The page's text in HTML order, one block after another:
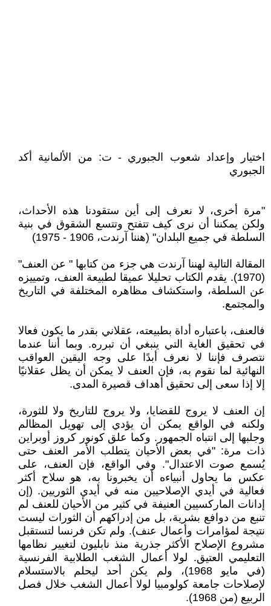
اختيار وإعداد شعوب الجبوري - ت: من الألمانية أكد
الجبوري
"مرة أخرى، لا نعرف إلى أين ستقودنا هذه الأحداث،
ولكن يمكننا أن نرى كيف تتفتح وتتسع الشقوق في بنية
السلطة في جميع البلدان" (هننا آرندت، 1906 - 1975)
المقالة التالية لهننا آرندت هي جزء من كتابها " عن العنف"
(1970). يقدم الكتاب تحليلا عميقا لطبيعة العنف، وتمييزه
عن السلطة، واستكشاف مظاهره المختلفة في التاريخ
والمجتمع.
فالعنف، باعتباره أداة بطبيعته، عقلاني بقدر ما يكون فعالا
في تحقيق الغاية التي ينبغي أن تبرره. وبما أننا عندما
نتصرف فإننا لا نعرف أبدًا على وجه اليقين العواقب
النهائية لما نقوم به، فإن العنف لا يمكن أن يظل عقلانيًا
إلا إذا سعى إلى تحقيق أهداف قصيرة المدى.
إن العنف لا يروج للقضايا، ولا يروج للتاريخ ولا للثورة،
ولكنه في الواقع يمكن أن يؤدي إلى تهويل المظالم
وجلبها إلى انتباه الجمهور. وكما علق كونور كروز أوبراين
ذات مرة: "في بعض الأحيان يتطلب الأمر العنف حتى
يُسمع صوت الاعتدال". وفي الواقع، فإن العنف، على
عكس ما يحاول أنبياءه أن يخبرونا به، هو سلاح أكثر
فعالية في أيدي الإصلاحيين منه في أيدي الثوريين. (إن
إدانات الماركسيين العنيفة في كثير من الأحيان للعنف لم
تنبع من دوافع بشرية، بل من إدراكهم أن الثورات ليست
نتيجة لمؤامرات وأعمال عنف). ولم تكن فرنسا لتستقبل
مشروع الإصلاح الأكثر جذرية منذ نابليون لتغيير نظامها
التعليمي العتيق. لولا أعمال الشغب الطلابية الفرنسية
(في مايو 1968)، ولم يكن أحد ليحلم بالاستسلام
لإصلاحات جامعة كولومبيا لولا أعمال الشغب خلال فصل
الربيع (من 1968).